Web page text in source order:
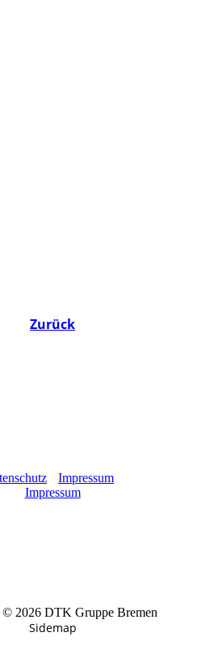
Zurück
Impressum
Impressum
2026 DTK Gruppe Bremen
Sidemap